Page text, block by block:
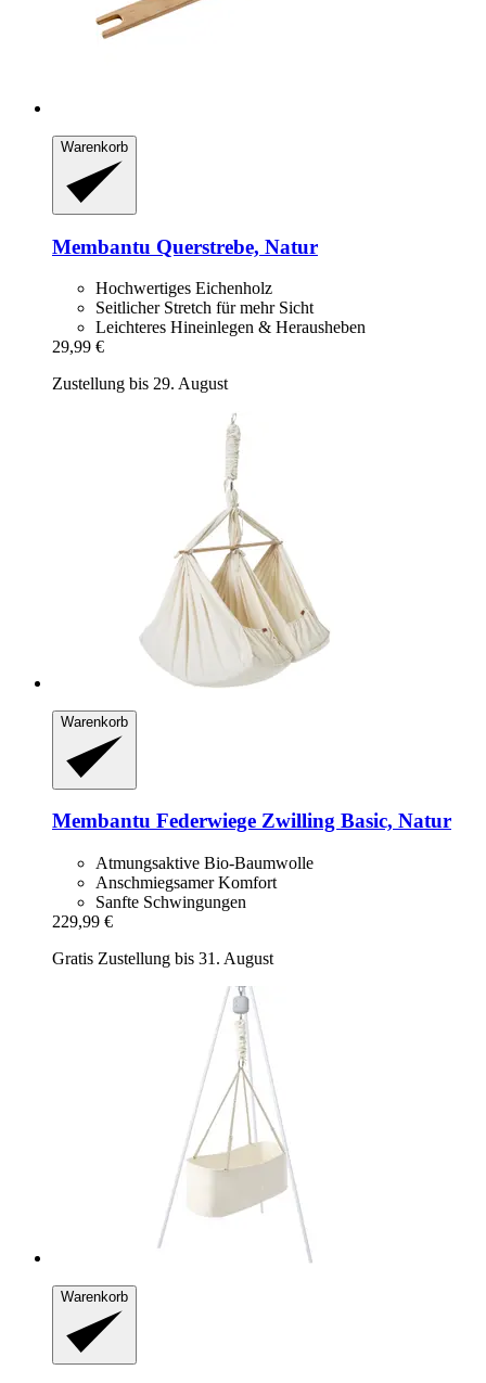
Warenkorb
Membantu Querstrebe, Natur
Hochwertiges Eichenholz
Seitlicher Stretch für mehr Sicht
Leichteres Hineinlegen & Herausheben
29,99 €
Zustellung bis 29. August
Warenkorb
Membantu Federwiege Zwilling Basic, Natur
Atmungsaktive Bio-Baumwolle
Anschmiegsamer Komfort
Sanfte Schwingungen
229,99 €
Gratis Zustellung bis 31. August
Warenkorb